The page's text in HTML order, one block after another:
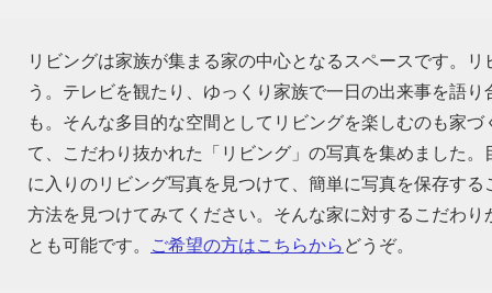
リビングは家族が集まる家の中心となるスペースです。
う。テレビを観たり、ゆっくり家族で一日の出来事を語
も。そんな多目的な空間としてリビングを楽しむのも家
て、こだわり抜かれた「リビング」の写真を集めました
に入りのリビング写真を見つけて、簡単に写真を保存す
方法を見つけてみてください。そんな家に対するこだわ
とも可能です。
ご希望の方はこちらから どうぞ。